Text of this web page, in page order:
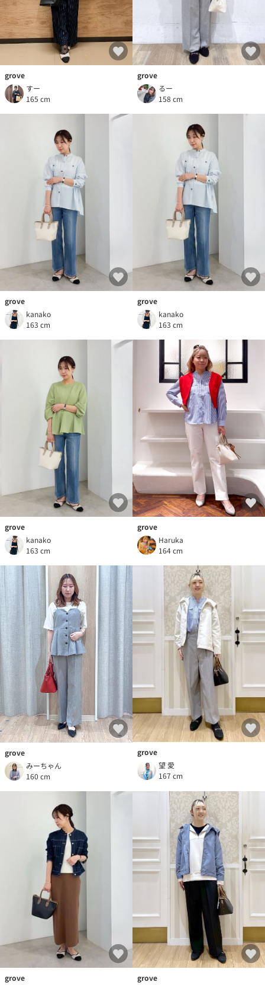
grove
すー
165 cm
grove
るー
158 cm
grove
kanako
163 cm
grove
kanako
163 cm
grove
kanako
163 cm
grove
Haruka
164 cm
grove
みーちゃん
160 cm
grove
望 愛
167 cm
grove grove